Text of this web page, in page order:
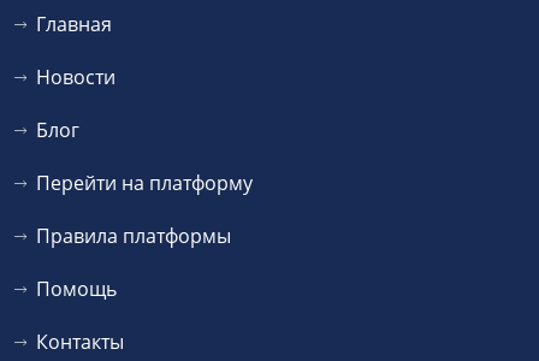
Главная
Новости
Блог
Перейти на платформу
Правила платформы
Помощь
Контакты